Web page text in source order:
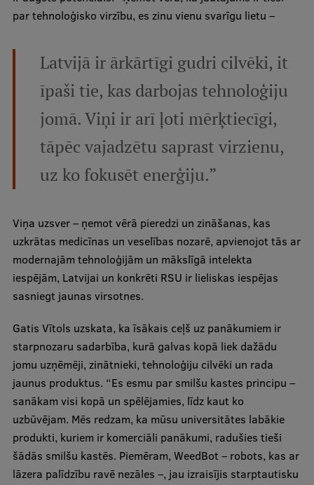
par tehnoloģisko virzību, es zinu vienu svarīgu lietu –
Latvijā ir ārkārtīgi gudri cilvēki, it
īpaši tie, kas darbojas tehnoloģiju
jomā. Viņi ir arī ļoti mērķtiecīgi,
tāpēc vajadzētu saprast virzienu,
uz ko fokusēt enerģiju.”
Viņa uzsver – ņemot vērā pieredzi un zināšanas, kas
uzkrātas medicīnas un veselības nozarē, apvienojot tās ar
modernajām tehnoloģijām un mākslīgā intelekta
iespējām, Latvijai un konkrēti RSU ir lieliskas iespējas
sasniegt jaunas virsotnes.
Gatis Vītols uzskata, ka īsākais ceļš uz panākumiem ir
starpnozaru sadarbība, kurā galvas kopā liek dažādu
jomu uzņēmēji, zinātnieki, tehnoloģiju cilvēki un rada
jaunus produktus. “Es esmu par smilšu kastes principu –
sanākam visi kopā un spēlējamies, līdz kaut ko
uzbūvējam. Mēs redzam, ka mūsu universitātes labākie
produkti, kuriem ir komerciāli panākumi, radušies tieši
šādās smilšu kastēs. Piemēram, WeedBot – robots, kas ar
lāzera palīdzību ravē nezāles –, jau izraisījis starptautisku